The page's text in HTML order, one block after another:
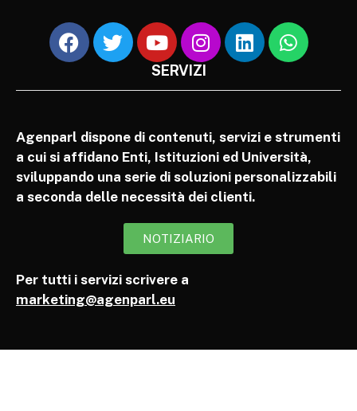
SERVIZI
Agenparl dispone di contenuti, servizi e strumenti
a cui si affidano Enti, Istituzioni ed Università,
sviluppando una serie di soluzioni personalizzabili
a seconda delle necessità dei clienti.
NOTIZIARIO
Per tutti i servizi scrivere a
marketing@agenparl.eu